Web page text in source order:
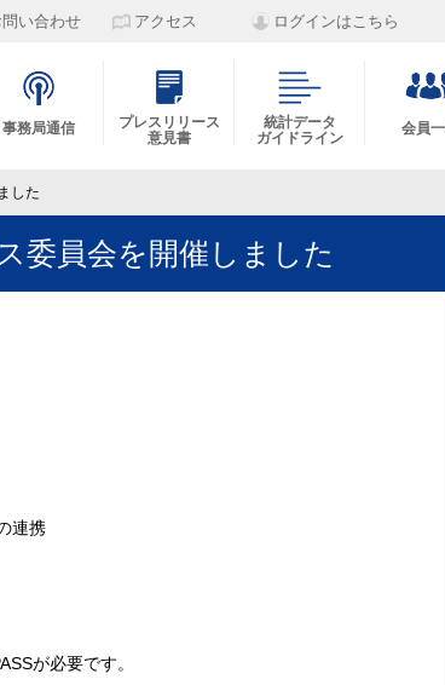
問い合わせ アクセス ログインはこちら
事務局通信
プレスリリース
意見書
統計データ
ガイドライン
会員
した
委員会を開催しました
連携
が必要です。